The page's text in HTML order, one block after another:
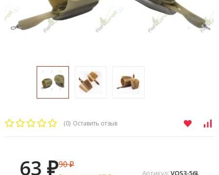
(0) Оставить отзыв
Артикул: VOS3-56L
63₽90₽